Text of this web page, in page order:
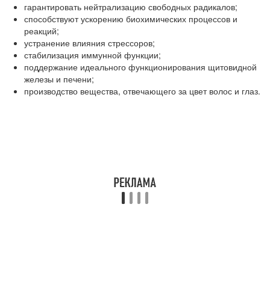
гарантировать нейтрализацию свободных радикалов;
способствуют ускорению биохимических процессов и
реакций;
устранение влияния стрессоров;
стабилизация иммунной функции;
поддержание идеального функционирования щитовидной
железы и печени;
производство вещества, отвечающего за цвет волос и глаз.